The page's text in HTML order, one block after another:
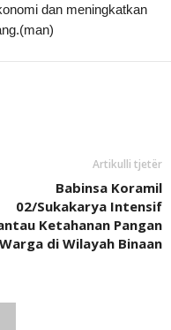
dan meningkatkan
Artikulli tjetër
Babinsa Koramil
02/Sukakarya Intensif
Ketahanan Pangan
Warga di Wilayah Binaan